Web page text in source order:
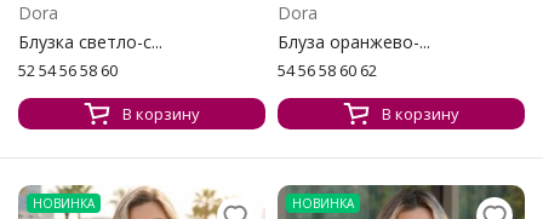
Dora
Блузка светло-с...
52 54 56 58 60
В корзину
Dora
Блуза оранжево-...
54 56 58 60 62
В корзину
НОВИНКА НОВИНКА